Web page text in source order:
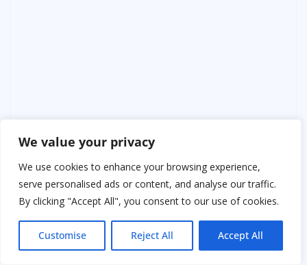
We value your privacy
We use cookies to enhance your browsing experience,
serve personalised ads or content, and analyse our traffic.
By clicking "Accept All", you consent to our use of cookies.
Customise Reject All Accept All